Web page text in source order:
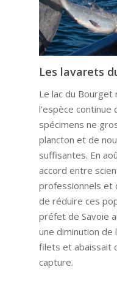
Les lavarets
Le lac du
l’espèce continue
spécimens ne
plancton et de
suffisantes. En
accord entre
professionnels et
de réduire ces
préfet de Savoie
une diminution de
filets et abaissait
capture.